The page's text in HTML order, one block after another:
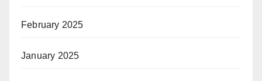
February 2025
January 2025